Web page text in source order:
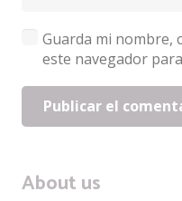
Guarda mi nombre,
este navegador
Publicar el
About us